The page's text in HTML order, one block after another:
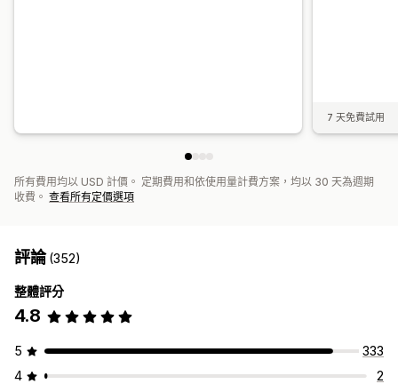
7 天免費試用
所有費用均以 USD 計價。 定期費用和依使用量計費方案，均以 30 天為週期
收費。 查看所有定價選項
評論(352)
整體評分
4.8
5
333
4
2